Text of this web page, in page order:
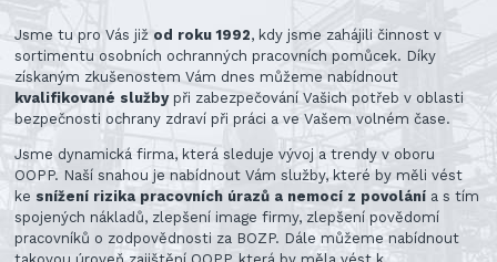
Jsme tu pro Vás již od roku 1992, kdy jsme zahájili činnost v
sortimentu osobních ochranných pracovních pomůcek. Díky
získaným zkušenostem Vám dnes můžeme nabídnout
kvalifikované službypři zabezpečování Vašich potřeb v oblasti
bezpečnosti ochrany zdraví při práci a ve Vašem volném čase.
Jsme dynamická firma, která sleduje vývoj a trendy v oboru
OOPP. Naší snahou je nabídnout Vám služby, které by měli vést
ke snížení rizika pracovních úrazů a nemocí z povolání a s tím
spojených nákladů, zlepšení image firmy, zlepšení povědomí
pracovníků o zodpovědnosti za BOZP. Dále můžeme nabídnout